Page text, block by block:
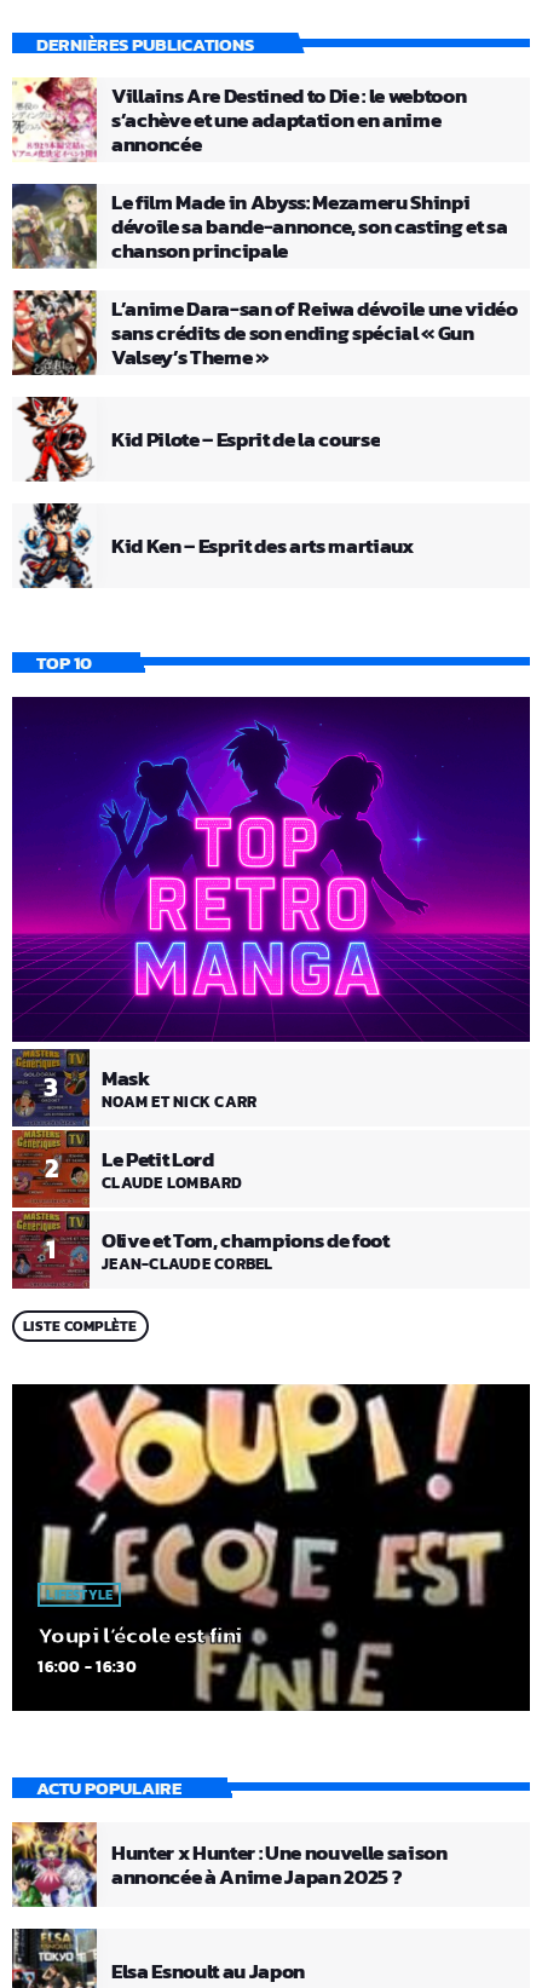
DERNIÈRES PUBLICATIONS
Villains Are Destined to Die : le webtoon
s’achève et une adaptation en anime
annoncée
Le film Made in Abyss: Mezameru Shinpi
dévoile sa bande-annonce, son casting et sa
chanson principale
L’anime Dara-san of Reiwa dévoile une vidéo
sans crédits de son ending spécial « Gun
Valsey’s Theme »
Kid Pilote – Esprit de la course
Kid Ken – Esprit des arts martiaux
TOP 10
1 Olive et Tom, champions de foot
JEAN-CLAUDE CORBEL
2 Le Petit Lord
CLAUDE LOMBARD
3 Mask
NOAM ET NICK CARR
LISTE COMPLÈTE
LIFESTYLE
Youpi l’école est fini
16:00 - 16:30
ACTU POPULAIRE
Hunter x Hunter : Une nouvelle saison
annoncée à Anime Japan 2025 ?
Elsa Esnoult au Japon